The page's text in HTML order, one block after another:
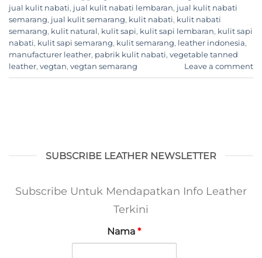
jual kulit nabati, jual kulit nabati lembaran, jual kulit nabati
semarang, jual kulit semarang, kulit nabati, kulit nabati
semarang, kulit natural, kulit sapi, kulit sapi lembaran, kulit sapi
nabati, kulit sapi semarang, kulit semarang, leather indonesia,
manufacturer leather, pabrik kulit nabati, vegetable tanned
leather, vegtan, vegtan semarang Leave a comment
SUBSCRIBE LEATHER NEWSLETTER
Subscribe Untuk Mendapatkan Info Leather
Terkini
Nama *